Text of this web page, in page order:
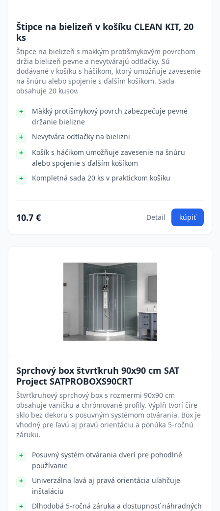
Štipce na bielizeň v košíku CLEAN KIT, 20
ks
Štipce na bielizeň s mäkkým protišmykovým povrchom
držia bielizeň pevne a nevytvárajú odtlačky. Sú
dodávané v košíku s háčikom, ktorý umožňuje zavesenie
na šnúru alebo spojenie s ďalším košíkom. Sada
obsahuje 20 kusov.
Mäkký protišmykový povrch zabezpečuje pevné
držanie bielizne
Nevytvára odtlačky na bielizni
Košík s háčikom umožňuje zavesenie na šnúru
alebo spojenie s ďalším košíkom
Kompletná sada 20 ks v praktickom košíku
10.7 € Detail kúpiť
Sprchový box štvrťkruh 90x90 cm SAT
Project SATPROBOXS90CRT
Štvrťkruhový sprchový box s rozmermi 90x90 cm
obsahuje vaničku a chrómované profily. Výplň tvorí číre
sklo bez dekoru s posuvným systémom otvárania. Box je
vhodný pre ľavú aj pravú orientáciu a ponúka 5-ročnú
záruku.
Posuvný systém otvárania dverí pre pohodlné
používanie
Univerzálna ľavá aj pravá orientácia uľahčuje
inštaláciu
Dlhodobá 5-ročná záruka a dostupnosť náhradných